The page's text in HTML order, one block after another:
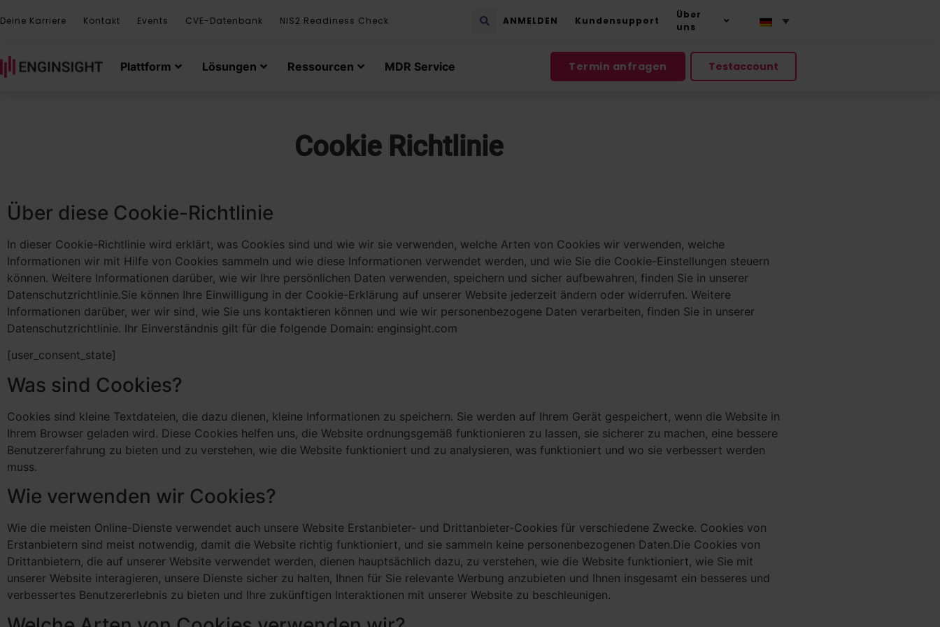
Deine Karriere Kontakt Events CVE-Datenbank NIS2 Readiness Check ANMELDEN Kundensupport
Über
uns
Plattform Lösungen Ressourcen MDR Service Termin anfragen Testaccount
Cookie Richtlinie
Über diese Cookie-Richtlinie
In dieser Cookie-Richtlinie wird erklärt, was Cookies sind und wie wir sie verwenden, welche Arten von Cookies wir verwenden, welche
Informationen wir mit Hilfe von Cookies sammeln und wie diese Informationen verwendet werden, und wie Sie die Cookie-Einstellungen steuern
können. Weitere Informationen darüber, wie wir Ihre persönlichen Daten verwenden, speichern und sicher aufbewahren, finden Sie in unserer
Datenschutzrichtlinie.Sie können Ihre Einwilligung in der Cookie-Erklärung auf unserer Website jederzeit ändern oder widerrufen. Weitere
Informationen darüber, wer wir sind, wie Sie uns kontaktieren können und wie wir personenbezogene Daten verarbeiten, finden Sie in unserer
Datenschutzrichtlinie. Ihr Einverständnis gilt für die folgende Domain: enginsight.com
[user_consent_state]
Was sind Cookies?
Cookies sind kleine Textdateien, die dazu dienen, kleine Informationen zu speichern. Sie werden auf Ihrem Gerät gespeichert, wenn die Website in
Ihrem Browser geladen wird. Diese Cookies helfen uns, die Website ordnungsgemäß funktionieren zu lassen, sie sicherer zu machen, eine bessere
Benutzererfahrung zu bieten und zu verstehen, wie die Website funktioniert und zu analysieren, was funktioniert und wo sie verbessert werden
muss.
Wie verwenden wir Cookies?
Wie die meisten Online-Dienste verwendet auch unsere Website Erstanbieter- und Drittanbieter-Cookies für verschiedene Zwecke. Cookies von
Erstanbietern sind meist notwendig, damit die Website richtig funktioniert, und sie sammeln keine personenbezogenen Daten.Die Cookies von
Drittanbietern, die auf unserer Website verwendet werden, dienen hauptsächlich dazu, zu verstehen, wie die Website funktioniert, wie Sie mit
unserer Website interagieren, unsere Dienste sicher zu halten, Ihnen für Sie relevante Werbung anzubieten und Ihnen insgesamt ein besseres und
verbessertes Benutzererlebnis zu bieten und Ihre zukünftigen Interaktionen mit unserer Website zu beschleunigen.